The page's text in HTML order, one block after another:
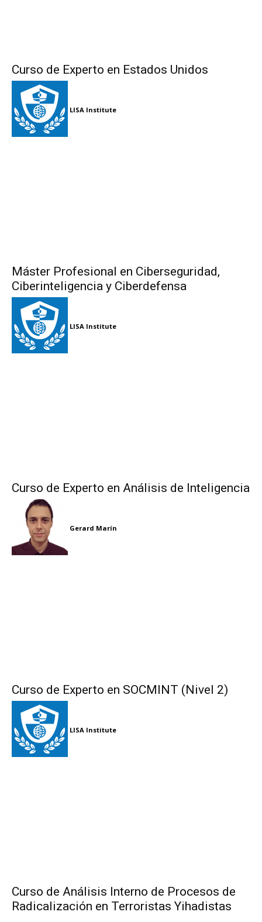
Curso de Experto en Estados Unidos
LISA Institute
Máster Profesional en Ciberseguridad,
Ciberinteligencia y Ciberdefensa
LISA Institute
Curso de Experto en Análisis de Inteligencia
Gerard Marín
Curso de Experto en SOCMINT (Nivel 2)
LISA Institute
Curso de Análisis Interno de Procesos de
Radicalización en Terroristas Yihadistas